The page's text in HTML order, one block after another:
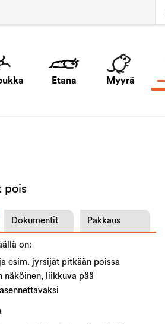
Etana Myyrä
pois
Dokumentit Pakkaus
on:
esim. jyrsijät pitkään poissa
näköinen, liikkuva pää